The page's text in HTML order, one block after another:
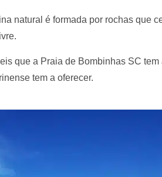
natural é formada por rochas que
que a Praia de Bombinhas SC
tem a oferecer.